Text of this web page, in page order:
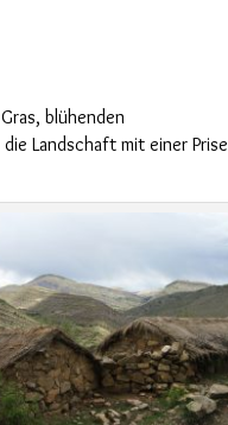
Gras, blühenden
die Landschaft mit einer Prise